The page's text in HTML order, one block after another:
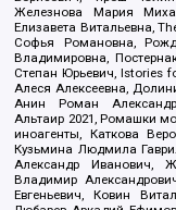
Железнова Мария
Елизавета Витальевна,
Софья Романовна,
Владимировна,
Степан Юрьевич, Istories
Алеся Алексеевна,
Анин Роман
Альтаир 2021, Ромашки
иноагенты, Каткова
Кузьмина Людмила
Александр Иванович,
Владимир
Евгеньевич, Ковин